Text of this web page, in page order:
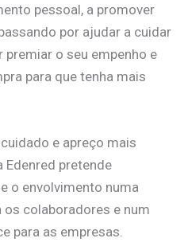
pessoal, a promover
por ajudar a cuidar
o seu empenho e
para que tenha mais
e apreço mais
Edenred pretende
o envolvimento numa
os colaboradores e num
para as empresas.